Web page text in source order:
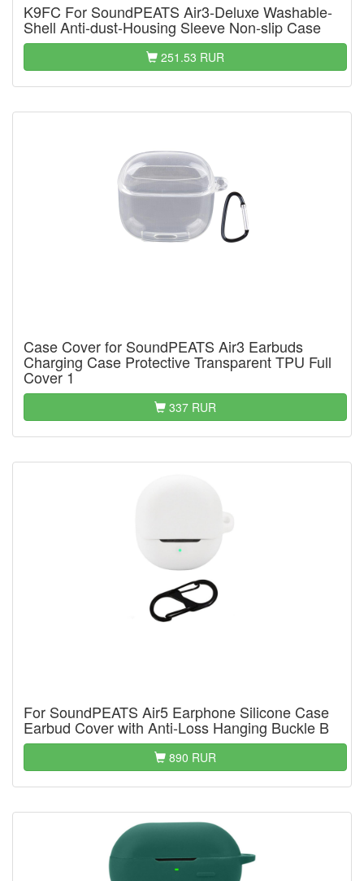
K9FC For SoundPEATS Air3-Deluxe Washable-
Shell Anti-dust-Housing Sleeve Non-slip Case
251.53 RUR
Case Cover for SoundPEATS Air3 Earbuds
Charging Case Protective Transparent TPU Full
Cover 1
337 RUR
For SoundPEATS Air5 Earphone Silicone Case
Earbud Cover with Anti-Loss Hanging Buckle B
890 RUR